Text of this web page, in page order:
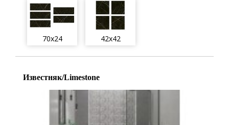
70x24 42x42
Известняк/Limestone